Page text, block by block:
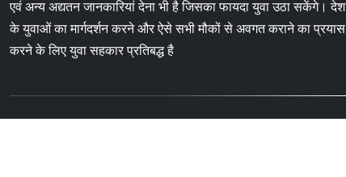
एवं अन्य अद्यतन जानकारियां देना भी है जिसका फायदा युवा उठा सकेंगे। देश
के युवाओं का मार्गदर्शन करने और ऐसे सभी मौकों से अवगत कराने का प्रयास
करने के लिए युवा सहकार प्रतिबद्ध है